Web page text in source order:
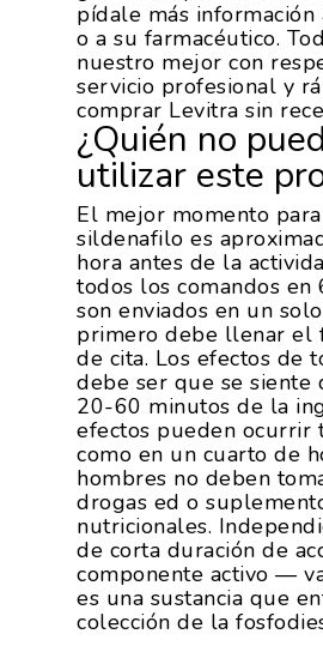
pídale más información
o a su farmacéutico.
nuestro mejor con
servicio profesional y
comprar Levitra sin
¿Quién no
utilizar este
El mejor momento
sildenafilo es
hora antes de la
todos los comandos en
son enviados en un
primero debe llenar el
de cita. Los efectos de
debe ser que se siente
20-60 minutos de la
efectos pueden ocurrir
como en un cuarto de
hombres no deben
drogas ed o
nutricionales.
de corta duración de
componente activo —
es una sustancia que
colección de la